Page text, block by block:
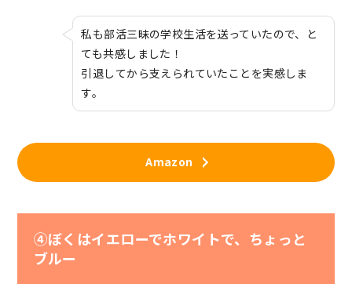
私も部活三昧の学校生活を送っていたので、と
ても共感しました！
引退してから支えられていたことを実感しま
す。
Amazon
④ぼくはイエローでホワイトで、ちょっと
ブルー